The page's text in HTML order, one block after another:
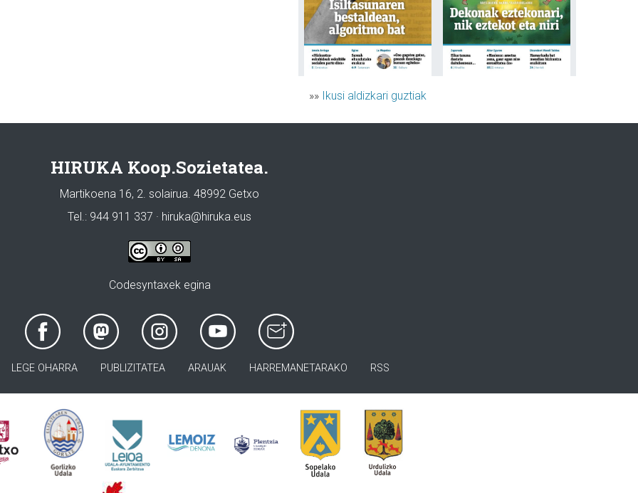
»» Ikusi aldizkari guztiak
HIRUKA Koop.Sozietatea.
Martikoena 16, 2. solairua. 48992 Getxo
Tel.: 944 911 337 · hiruka@hiruka.eus
Codesyntaxek egina
LEGE OHARRA PUBLIZITATEA ARAUAK HARREMANETARAKO RSS